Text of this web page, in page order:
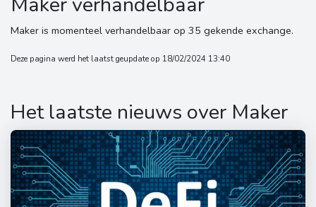
Maker is momenteel verhandelbaar op 35 gekende exchange.
Deze pagina werd het laatst geupdate op 18/02/2024 13:40
Het laatste nieuws over Maker